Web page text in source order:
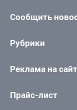
Сообщить
Рубрики
Реклама на
Прайс-лист